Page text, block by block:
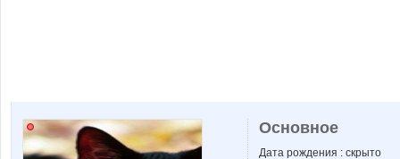
Основное
Дата рождения : скрыто